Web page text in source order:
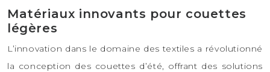
Matériaux innovants pour couettes
légères
L’innovation dans le domaine des textiles a révolutionné
la conception des couettes d’été, offrant des solutions